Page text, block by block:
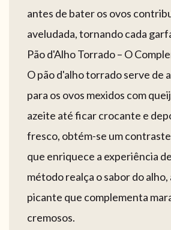
antes de bater os ovos
aveludada, tornando cada
Pão d'Alho Torrado – O
O pão d'alho torrado serve de
para os ovos mexidos com
azeite até ficar crocante e
fresco, obtém-se um
que enriquece a experiência
método realça o sabor do
picante que complementa
cremosos.